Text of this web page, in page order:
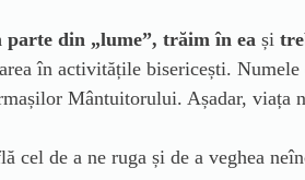
parte din „lume”, trăim în ea și
în activitățile bisericești.
Mântuitorului. Așadar, viața
cel de a ne ruga și de a veghea